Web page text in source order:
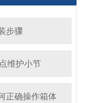
步骤
维护小节
正确操作箱体